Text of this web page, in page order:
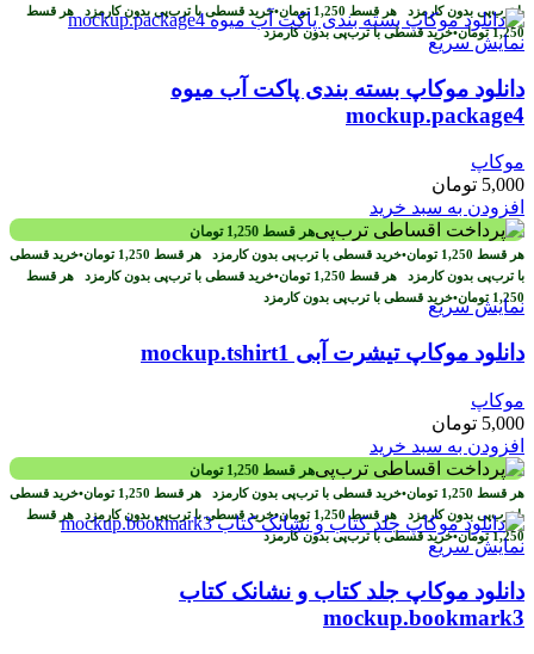
با ترب‌پی بدون کارمزد هر قسط 1,250 تومان•خرید قسطی با ترب‌پی بدون کارمزد هر قسط
1,250 تومان•خرید قسطی با ترب‌پی بدون کارمزدنمایش سریع
دانلود موکاپ بسته بندی پاکت آب میوه
mockup.package4
موکاپ
5,000 تومان
افزودن به سبد خرید
هر قسط 1,250 تومان
هر قسط 1,250 تومان•خرید قسطی با ترب‌پی بدون کارمزد هر قسط 1,250 تومان•خرید قسطی
با ترب‌پی بدون کارمزد هر قسط 1,250 تومان•خرید قسطی با ترب‌پی بدون کارمزد هر قسط
1,250 تومان•خرید قسطی با ترب‌پی بدون کارمزدنمایش سریع
دانلود موکاپ تیشرت آبی mockup.tshirt1
موکاپ
5,000 تومان
افزودن به سبد خرید
هر قسط 1,250 تومان
هر قسط 1,250 تومان•خرید قسطی با ترب‌پی بدون کارمزد هر قسط 1,250 تومان•خرید قسطی
با ترب‌پی بدون کارمزد هر قسط 1,250 تومان•خرید قسطی با ترب‌پی بدون کارمزد هر قسط
1,250 تومان•خرید قسطی با ترب‌پی بدون کارمزدنمایش سریع
دانلود موکاپ جلد کتاب و نشانک کتاب
mockup.bookmark3